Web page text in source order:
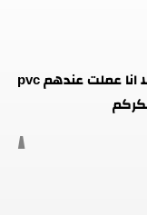
شتر ايجيبت شركة ممتازة و مضمونة فعلا انا عملت عندهم pvc